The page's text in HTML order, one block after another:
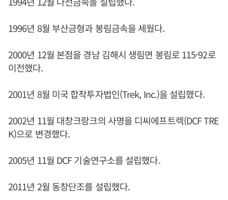
1996년 8월 부산금형과 봉림금속을 세웠다.
2000년 12월 본점을 경남 김해시 생림면 봉림로 115-92로
이전했다.
2001년 8월 미국 합작투자법인(Trek, Inc.)을 설립했다.
2002년 11월 대창크랑크의 사명을 디씨에프트렉(DCF TRE
K)으로 변경했다.
2005년 11월 DCF 기술연구소를 설립했다.
2011년 2월 동창단조를 설립했다.